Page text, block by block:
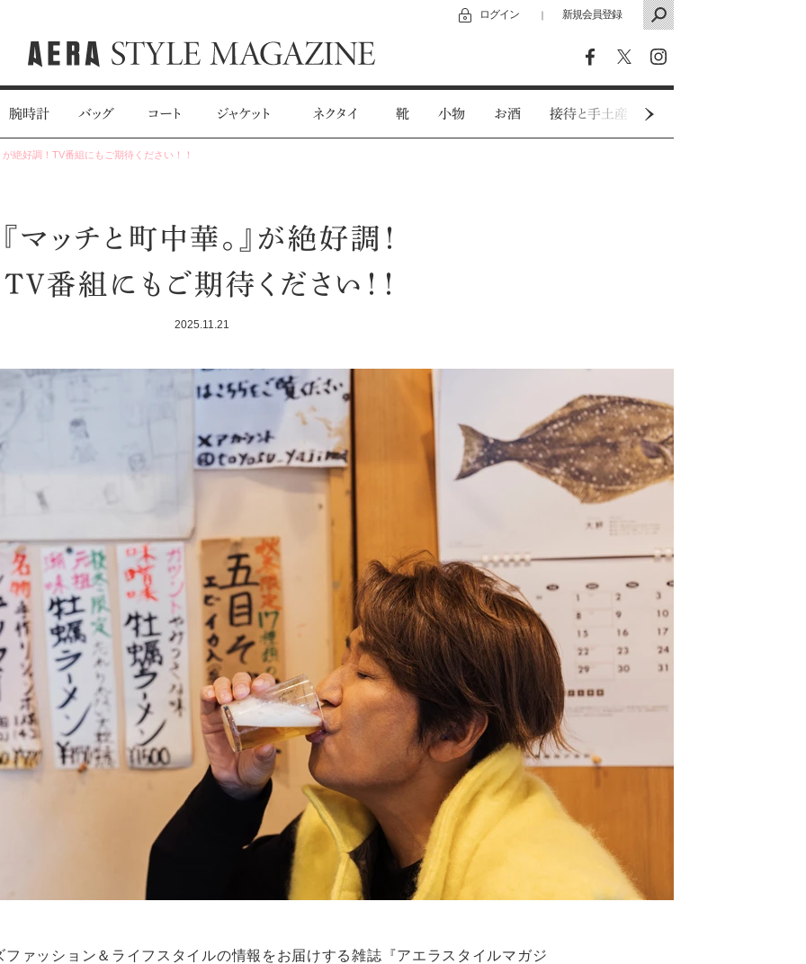
ログイン ｜ 新規会員登録
腕時計 バッグ コート ジャケット ネクタイ 靴 小物 お酒 接待と手土産
絶好調！TV番組にもご期待ください！！
『マッチと町中華。』が絶好調！
TV番組にもご期待ください！！
2025.11.21
ファッション＆ライフスタイルの情報をお届けする雑誌『アエラスタイルマガジ